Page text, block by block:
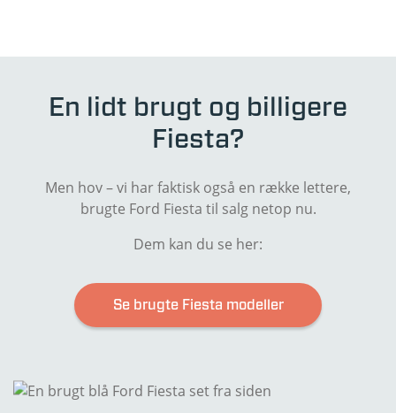
En lidt brugt og billigere
Fiesta?
Men hov – vi har faktisk også en række lettere,
brugte Ford Fiesta til salg netop nu.
Dem kan du se her:
Se brugte Fiesta modeller